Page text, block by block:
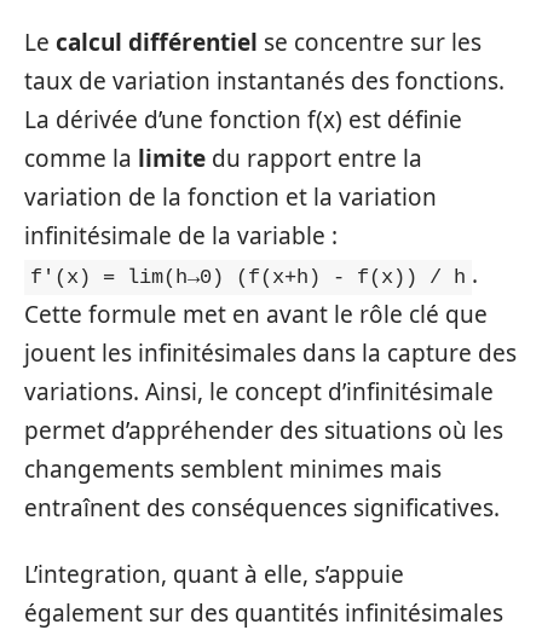
Le calcul différentiel se concentre sur les
taux de variation instantanés des fonctions.
La dérivée d’une fonction f(x) est définie
comme la limite du rapport entre la
variation de la fonction et la variation
infinitésimale de la variable :
f'(x) = lim(h→0) (f(x+h) - f(x)) / h .
Cette formule met en avant le rôle clé que
jouent les infinitésimales dans la capture des
variations. Ainsi, le concept d’infinitésimale
permet d’appréhender des situations où les
changements semblent minimes mais
entraînent des conséquences significatives.
L’integration, quant à elle, s’appuie
également sur des quantités infinitésimales